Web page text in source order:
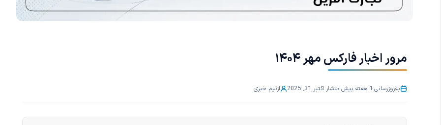
مرور اخبار فارکس مهر ۱۴۰۴
به‌روزرسانی:1 هفته پیش انتشار:اکتبر 31, 2025 ازتیم خبری